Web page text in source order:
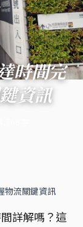
時間完
資訊
物流關鍵資訊
詳解嗎？這